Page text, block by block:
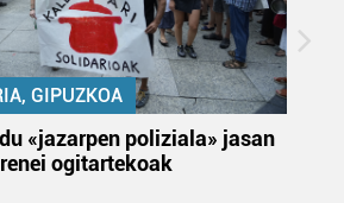
GIPUZKOA
«jazarpen poliziala» jasan
ogitartekoak